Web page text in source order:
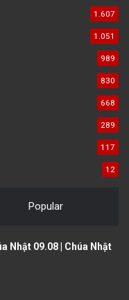
1.607
1.051
989
830
668
289
117
12
Popular
Nhật 09.08 | Chúa Nhật